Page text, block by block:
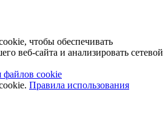
чтобы обеспечивать
веб-сайта и анализировать сетевой
файлов cookie
Правила использования